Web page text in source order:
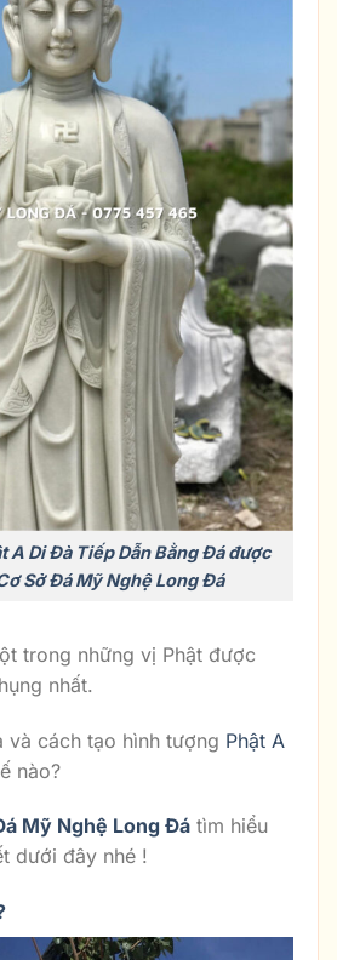
A Di Đà Tiếp Dẫn Bằng Đá được
Sở Đá Mỹ Nghệ Long Đá
trong những vị Phật được
nhất.
và cách tạo hình tượng Phật A
nào?
Mỹ Nghệ Long Đá tìm hiểu
dưới đây nhé !